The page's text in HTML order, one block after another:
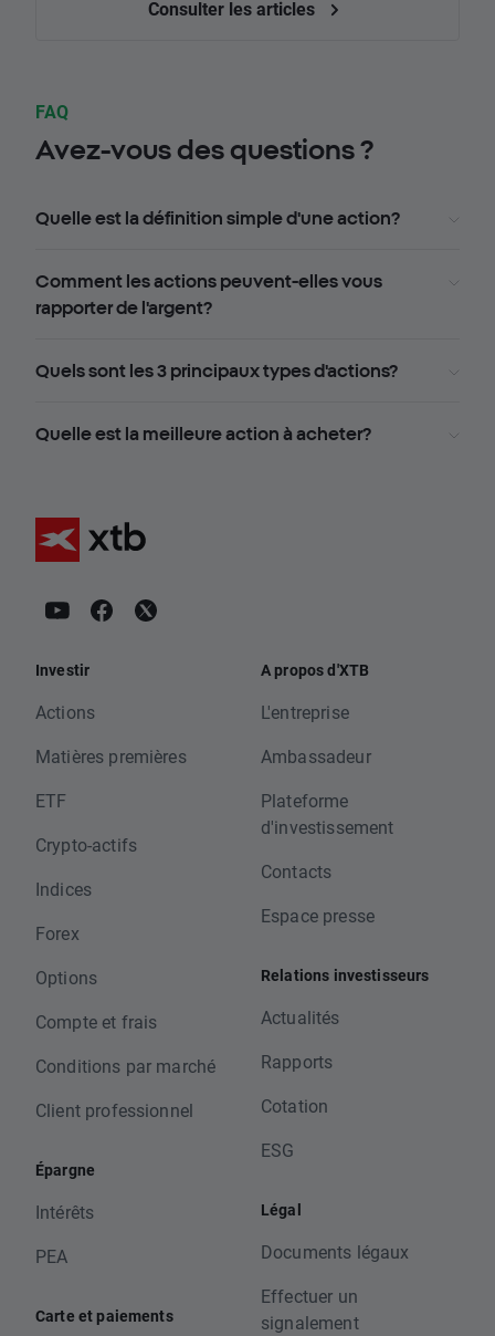
Consulter les articles
FAQ
Avez-vous des questions ?
Quelle est la définition simple d'une action?
Comment les actions peuvent-elles vous
rapporter de l'argent?
Quels sont les 3 principaux types d'actions?
Quelle est la meilleure action à acheter?
Investir
Actions
Matières premières
ETF
Crypto-actifs
Indices
Forex
Options
Compte et frais
Conditions par marché
Client professionnel
Épargne
Intérêts
PEA
Carte et paiements
A propos d'XTB
L'entreprise
Ambassadeur
Plateforme
d'investissement
Contacts
Espace presse
Relations investisseurs
Actualités
Rapports
Cotation
ESG
Légal
Documents légaux
Effectuer un
signalement